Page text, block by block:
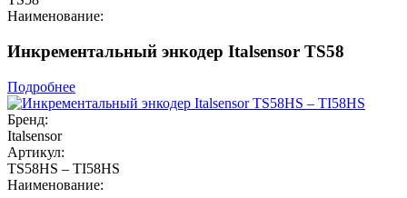
Наименование:
Инкрементальный энкодер Italsensor TS58
Подробнее
Бренд:
Italsensor
Артикул:
TS58HS – TI58HS
Наименование: